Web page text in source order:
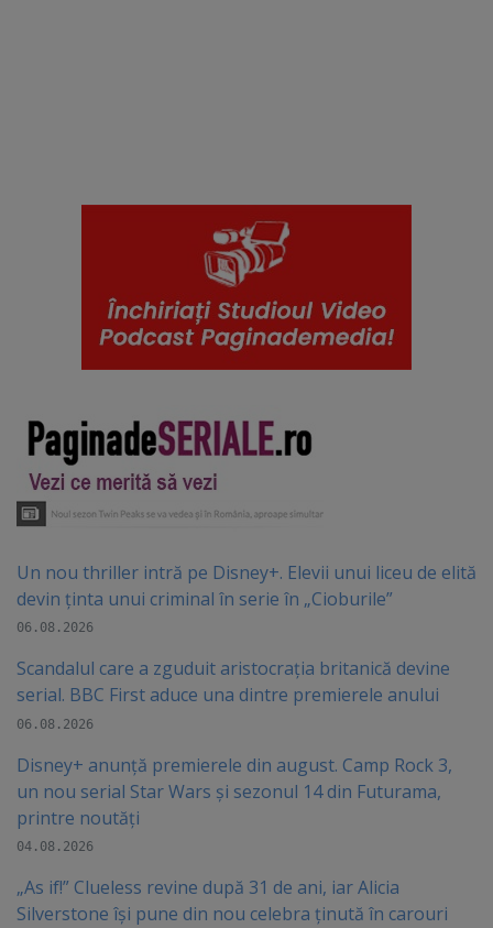
Un nou thriller intră pe Disney+. Elevii unui liceu de elită
devin ținta unui criminal în serie în „Cioburile”
06.08.2026
Scandalul care a zguduit aristocrația britanică devine
serial. BBC First aduce una dintre premierele anului
06.08.2026
Disney+ anunță premierele din august. Camp Rock 3,
un nou serial Star Wars și sezonul 14 din Futurama,
printre noutăți
04.08.2026
„As if!” Clueless revine după 31 de ani, iar Alicia
Silverstone își pune din nou celebra ținută în carouri